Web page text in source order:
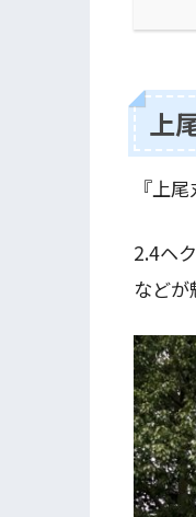
上
『上
2.4ヘ
などが